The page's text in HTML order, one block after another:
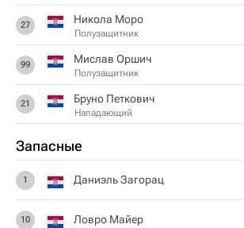
27 Никола Моро
Полузащитник
99 Мислав Оршич
Полузащитник
21 Бруно Петкович
Нападающий
Запасные
1 Даниэль Загорац
10 Ловро Майер